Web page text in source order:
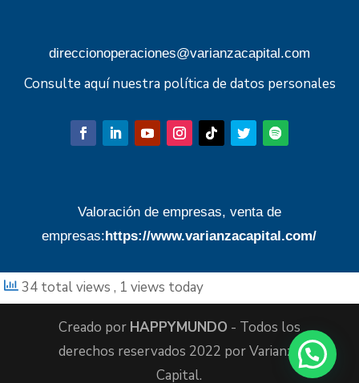
direccionoperaciones@varianzacapital.com
Consulte aquí nuestra política de datos personales
Valoración de empresas, venta de
empresas:https://www.varianzacapital.com/
34 total views , 1 views today
Creado por HAPPYMUNDO - Todos los
derechos reservados 2022 por Varianza
Capital.